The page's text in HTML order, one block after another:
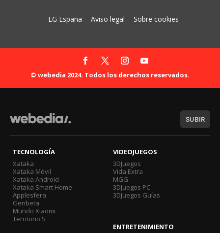
LG España Aviso legal Sobre cookies
© webedia 2024. Todos los derechos reservados.
SUBIR
TECNOLOGÍA
Xataka
Xataka Móvil
Xataka Android
Xataka Smart Home
Applesfera
Genbeta
Mundo Xiaomi
Territorio S
VIDEOJUEGOS
3DJuegos
Vida Extra
MGG
3DJuegos PC
3DJuegos Guías
ENTRETENIMIENTO